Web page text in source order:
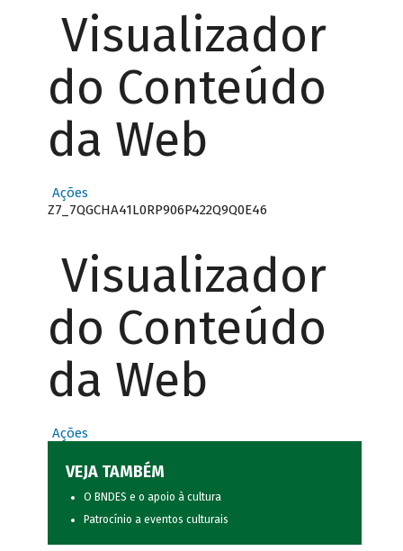
Visualizador
do Conteúdo
da Web
Ações
Z7_7QGCHA41L0RP906P422Q9Q0E46
Visualizador
do Conteúdo
da Web
Ações
VEJA TAMBÉM
O BNDES e o apoio à cultura
Patrocínio a eventos culturais